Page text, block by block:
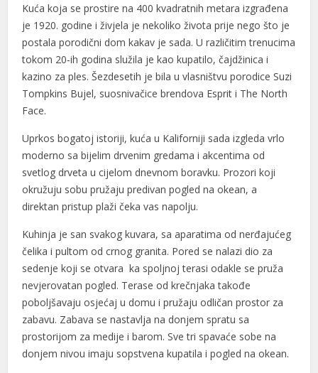
Kuća koja se prostire na 400 kvadratnih metara izgrađena
je 1920. godine i živjela je nekoliko života prije nego što je
postala porodični dom kakav je sada. U različitim trenucima
tokom 20-ih godina služila je kao kupatilo, čajdžinica i
kazino za ples. Šezdesetih je bila u vlasništvu porodice Suzi
Tompkins Bujel, suosnivačice brendova Esprit i The North
Face.
Uprkos bogatoj istoriji, kuća u Kaliforniji sada izgleda vrlo
moderno sa bijelim drvenim gredama i akcentima od
svetlog drveta u cijelom dnevnom boravku. Prozori koji
okružuju sobu pružaju predivan pogled na okean, a
direktan pristup plaži čeka vas napolju.
Kuhinja je san svakog kuvara, sa aparatima od nerđajućeg
čelika i pultom od crnog granita. Pored se nalazi dio za
sedenje koji se otvara ka spoljnoj terasi odakle se pruža
nevjerovatan pogled. Terase od krečnjaka takođe
poboljšavaju osjećaj u domu i pružaju odličan prostor za
zabavu. Zabava se nastavlja na donjem spratu sa
prostorijom za medije i barom. Sve tri spavaće sobe na
donjem nivou imaju sopstvena kupatila i pogled na okean.